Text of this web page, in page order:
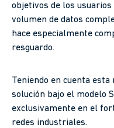
objetivos de los
volumen de datos
hace especialmente
resguardo.
Teniendo en cuenta
solución bajo el modelo
exclusivamente en el
redes industriales.